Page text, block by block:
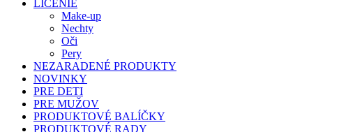
LÍČENIE
Make-up
Nechty
Oči
Pery
NEZARADENÉ PRODUKTY
NOVINKY
PRE DETI
PRE MUŽOV
PRODUKTOVÉ BALÍČKY
PRODUKTOVÉ RADY